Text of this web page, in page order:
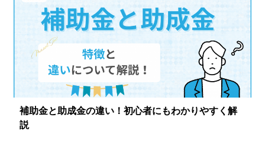
補助金と助成金の違い！初心者にもわかりやすく解
説